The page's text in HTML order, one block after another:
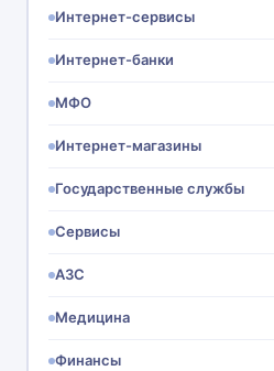
Интернет-сервисы
Интернет-банки
МФО
Интернет-магазины
Государственные службы
Сервисы
АЗС
Медицина
Финансы